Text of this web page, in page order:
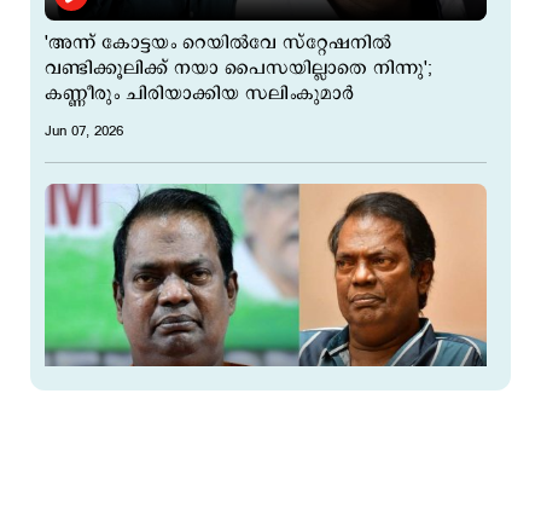
'അന്ന് കോട്ടയം റെയില്‍വേ സ്റ്റേഷനില്‍
വണ്ടിക്കൂലിക്ക് നയാ പൈസയില്ലാതെ നിന്നു';
കണ്ണീരും ചിരിയാക്കിയ സലിംകുമാര്‍
Jun 07, 2026